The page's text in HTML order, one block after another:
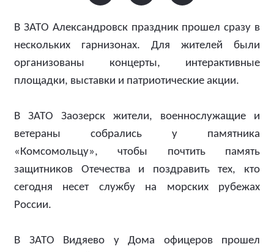
В ЗАТО Александровск праздник прошел сразу в
нескольких гарнизонах. Для жителей были
организованы концерты, интерактивные
площадки, выставки и патриотические акции.
В ЗАТО Заозерск жители, военнослужащие и
ветераны собрались у памятника
«Комсомольцу», чтобы почтить память
защитников Отечества и поздравить тех, кто
сегодня несет службу на морских рубежах
России.
В ЗАТО Видяево у Дома офицеров прошел